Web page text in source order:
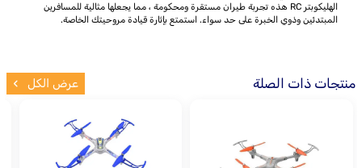
الهليكوبتر RC هذه تجربة طيران مستقرة ومحكومة ، مما يجعلها مثالية للمسافرين
المبتدئين وذوي الخبرة على حد سواء. استمتع بإثارة قيادة مروحيتك الخاصة.
منتجات ذات الصلة عرض الكل